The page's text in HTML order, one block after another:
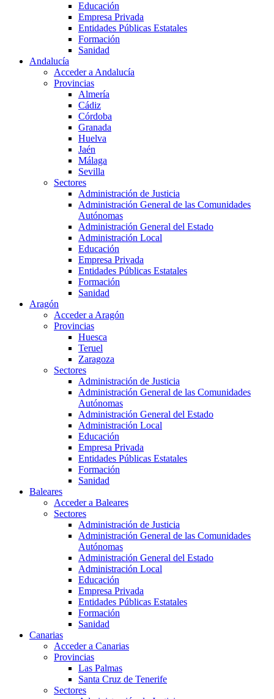
Educación
Empresa Privada
Entidades Públicas Estatales
Formación
Sanidad
Andalucía
Acceder a Andalucía
Provincias
Almería
Cádiz
Córdoba
Granada
Huelva
Jaén
Málaga
Sevilla
Sectores
Administración de Justicia
Administración General de las Comunidades
Autónomas
Administración General del Estado
Administración Local
Educación
Empresa Privada
Entidades Públicas Estatales
Formación
Sanidad
Aragón
Acceder a Aragón
Provincias
Huesca
Teruel
Zaragoza
Sectores
Administración de Justicia
Administración General de las Comunidades
Autónomas
Administración General del Estado
Administración Local
Educación
Empresa Privada
Entidades Públicas Estatales
Formación
Sanidad
Baleares
Acceder a Baleares
Sectores
Administración de Justicia
Administración General de las Comunidades
Autónomas
Administración General del Estado
Administración Local
Educación
Empresa Privada
Entidades Públicas Estatales
Formación
Sanidad
Canarias
Acceder a Canarias
Provincias
Las Palmas
Santa Cruz de Tenerife
Sectores